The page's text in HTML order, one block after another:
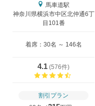
馬車道駅
神奈川県横浜市中区北仲通6丁
目101番
着席：30名 ～ 146名
4.1 (576件)
割引プラン